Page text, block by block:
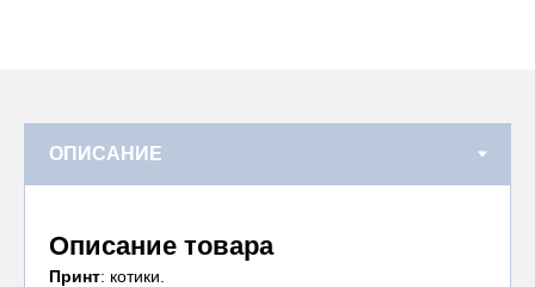
Описание товара
Принт: котики.